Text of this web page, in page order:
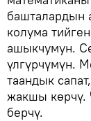
башталардын
колума
ашыкчумун.
үлгүрчүмүн.
таандык
жакшы көрчү.
берчү.